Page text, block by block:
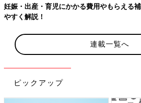
成金をわかり
連載一覧へ
ピックアップ